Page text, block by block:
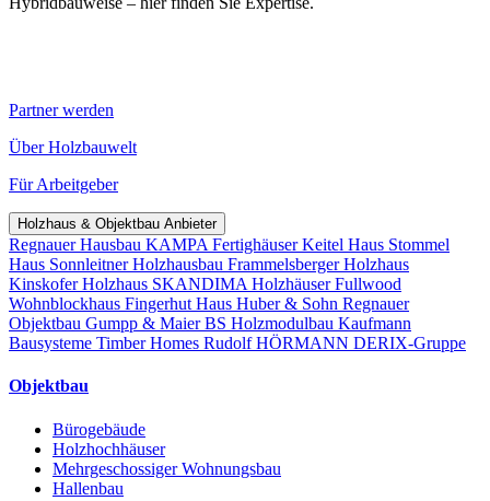
Partner werden
Über Holzbauwelt
Für Arbeitgeber
Holzhaus & Objektbau Anbieter
Regnauer Hausbau KAMPA FertighäuserKeitel Haus Stommel
Haus Sonnleitner Holzhausbau Frammelsberger Holzhaus
Kinskofer Holzhaus SKANDIMA HolzhäuserFullwood
Wohnblockhaus Fingerhut Haus Huber & Sohn Regnauer
Objektbau Gumpp & MaierBS Holzmodulbau Kaufmann
Bausysteme Timber Homes Rudolf HÖRMANN DERIX-Gruppe
Objektbau
Bürogebäude
Holzhochhäuser
Mehrgeschossiger Wohnungsbau
Hallenbau